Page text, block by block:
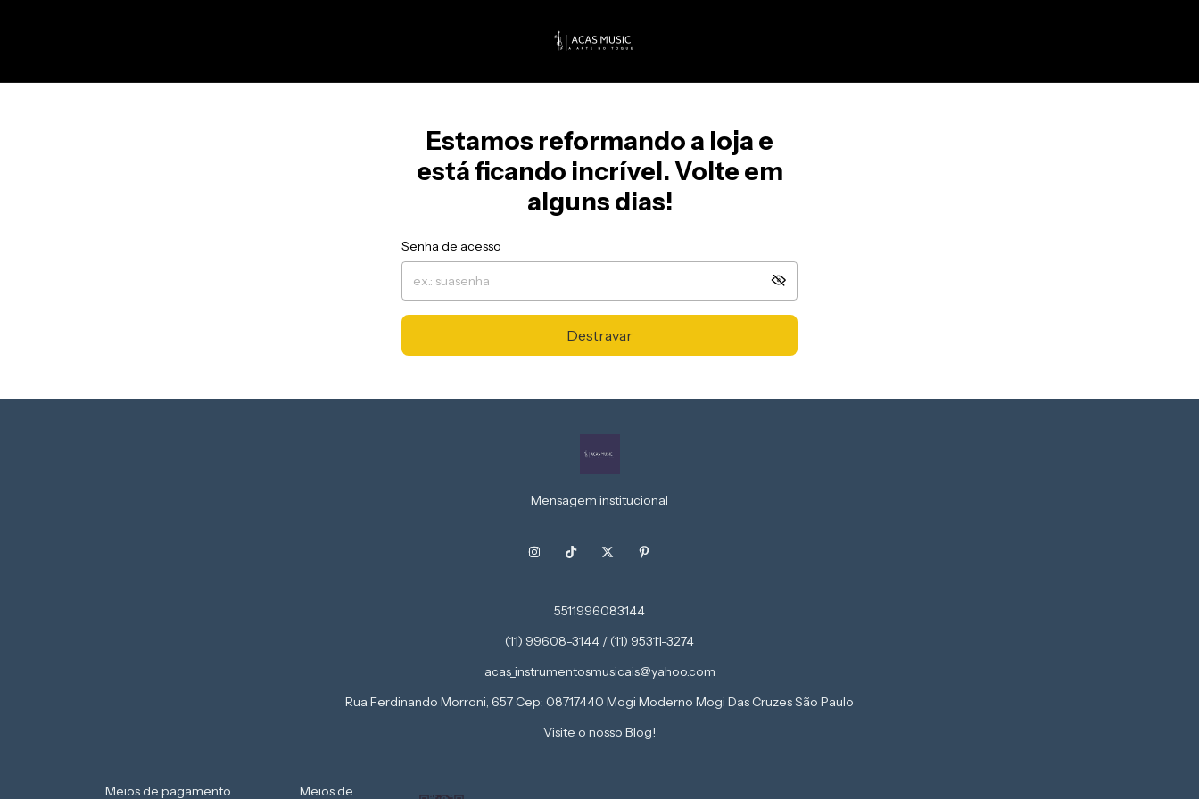
Estamos reformando a loja e
está ficando incrível. Volte em
alguns dias!
Senha de acesso
Destravar
Mensagem institucional
5511996083144
(11) 99608-3144 / (11) 95311-3274
acas_instrumentosmusicais@yahoo.com
Rua Ferdinando Morroni, 657 Cep: 08717440 Mogi Moderno Mogi Das Cruzes São Paulo
Visite o nosso Blog!
Meios de pagamento Meios de